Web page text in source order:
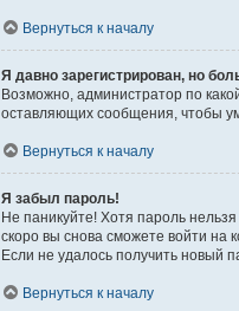
Вернуться к началу
Я давно зарегистрирован, но
Возможно, администратор по
оставляющих сообщения, чтобы
Вернуться к началу
Я забыл пароль!
Не паникуйте! Хотя пароль
скоро вы снова сможете войти на
Если не удалось получить новый
Вернуться к началу